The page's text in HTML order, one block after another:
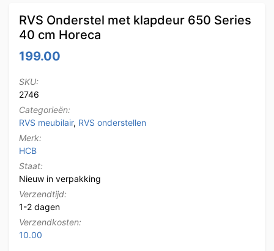
RVS Onderstel met klapdeur 650 Series
40 cm Horeca
199.00
SKU:
2746
Categorieën:
RVS meubilair, RVS onderstellen
Merk:
HCB
Staat:
Nieuw in verpakking
Verzendtijd:
1-2 dagen
Verzendkosten:
10.00